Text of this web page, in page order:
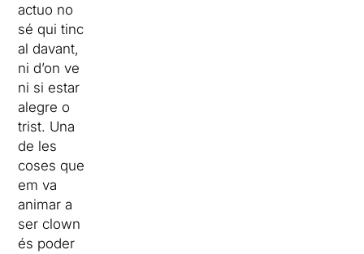
actuo no
sé qui tinc
al davant,
ni d’on ve
ni si estar
alegre o
trist. Una
de les
coses que
em va
animar a
ser clown
és poder